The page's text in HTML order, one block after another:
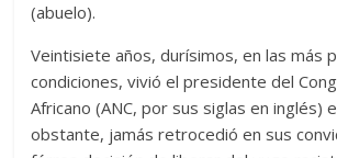
(abuelo).
Veintisiete años, durísimos, en las más
condiciones, vivió el presidente del
Africano (ANC, por sus siglas en inglés)
obstante, jamás retrocedió en sus